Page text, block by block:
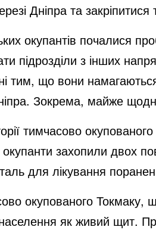
Дніпра та закріпитися
окупантів почалися
підрозділи з інших
тим, що вони
Зокрема, майже
тимчасово
окупанти захопили двох
для лікування
окупованого Токмаку,
як живий щит.